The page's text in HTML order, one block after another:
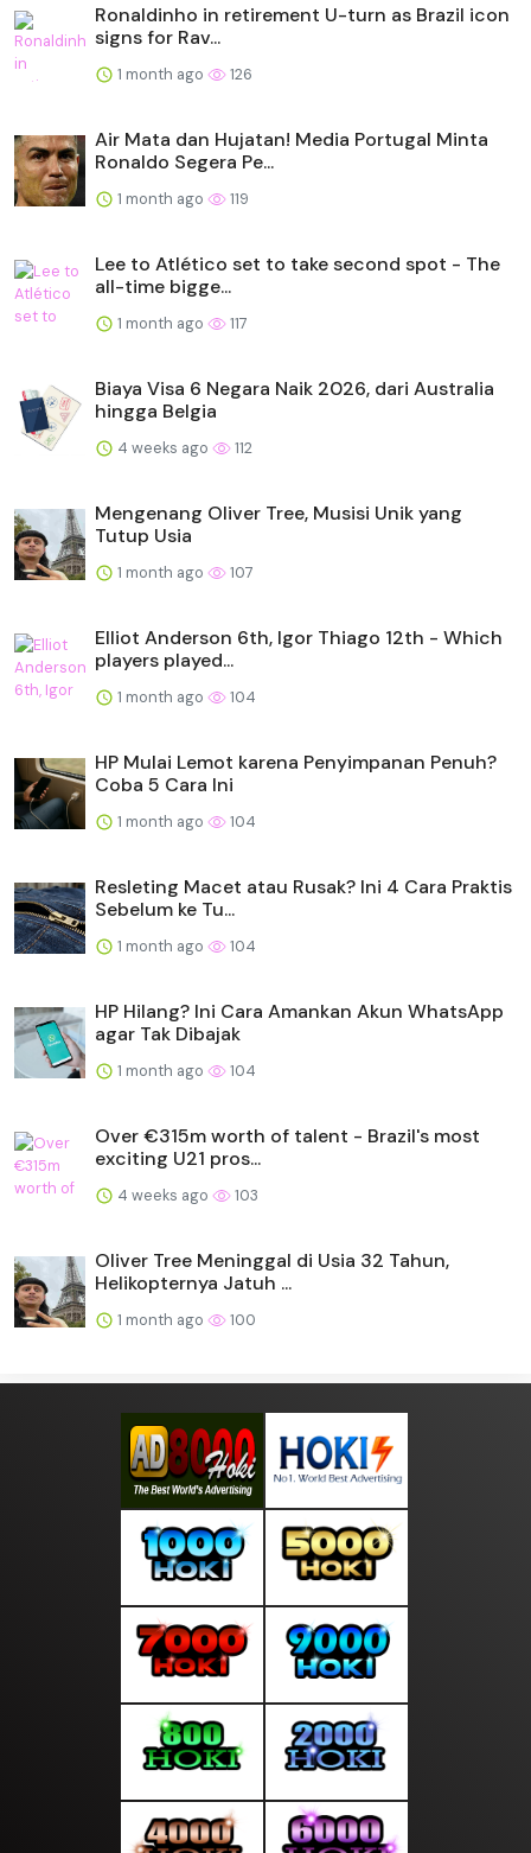
Ronaldinho in retirement U-turn as Brazil icon
signs for Rav...
1 month ago 126
Air Mata dan Hujatan! Media Portugal Minta
Ronaldo Segera Pe...
1 month ago 119
Lee to Atlético set to take second spot - The
all-time bigge...
1 month ago 117
Biaya Visa 6 Negara Naik 2026, dari Australia
hingga Belgia
4 weeks ago 112
Mengenang Oliver Tree, Musisi Unik yang
Tutup Usia
1 month ago 107
Elliot Anderson 6th, Igor Thiago 12th - Which
players played...
1 month ago 104
HP Mulai Lemot karena Penyimpanan Penuh?
Coba 5 Cara Ini
1 month ago 104
Resleting Macet atau Rusak? Ini 4 Cara Praktis
Sebelum ke Tu...
1 month ago 104
HP Hilang? Ini Cara Amankan Akun WhatsApp
agar Tak Dibajak
1 month ago 104
Over €315m worth of talent - Brazil's most
exciting U21 pros...
4 weeks ago 103
Oliver Tree Meninggal di Usia 32 Tahun,
Helikopternya Jatuh ...
1 month ago 100